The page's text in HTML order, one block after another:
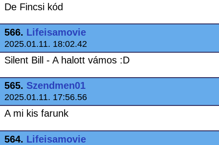
De Fincsi kód
566. Lifeisamovie
2025.01.11. 18:02.42
Silent Bill - A halott vámos :D
565. Szendmen01
2025.01.11. 17:56.56
A mi kis farunk
564. Lifeisamovie